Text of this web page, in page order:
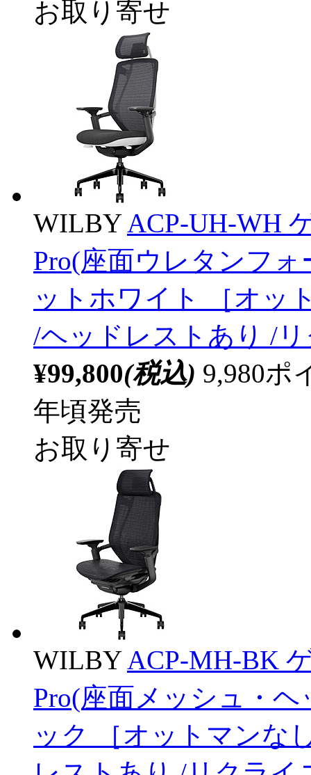
お取り寄せ
WILBY ACP-UH-WH
Pro(座面ウレタンフ
ットホワイト ［オッ
/ヘッドレストあり /
¥99,800(税込) 9,980ポ
年頃発売
お取り寄せ
WILBY ACP-MH-BK
Pro(座面メッシュ・
ック ［オットマンな